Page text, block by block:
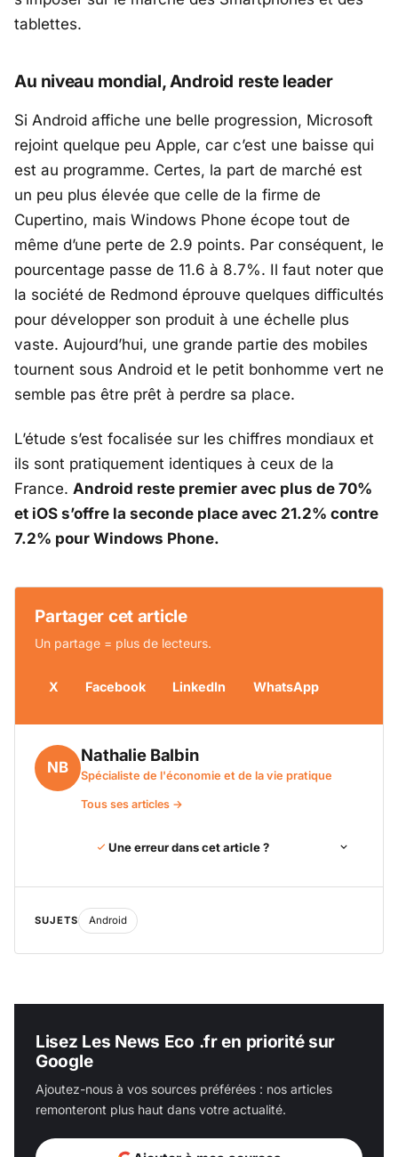
tablettes.
Au niveau mondial, Android reste leader
Si Android affiche une belle progression, Microsoft
rejoint quelque peu Apple, car c’est une baisse qui
est au programme. Certes, la part de marché est
un peu plus élevée que celle de la firme de
Cupertino, mais Windows Phone écope tout de
même d’une perte de 2.9 points. Par conséquent, le
pourcentage passe de 11.6 à 8.7%. Il faut noter que
la société de Redmond éprouve quelques difficultés
pour développer son produit à une échelle plus
vaste. Aujourd’hui, une grande partie des mobiles
tournent sous Android et le petit bonhomme vert ne
semble pas être prêt à perdre sa place.
L’étude s’est focalisée sur les chiffres mondiaux et
ils sont pratiquement identiques à ceux de la
France. Android reste premier avec plus de 70%
et iOS s’offre la seconde place avec 21.2% contre
7.2% pour Windows Phone.
Partager cet article
Un partage = plus de lecteurs.
X Facebook LinkedIn WhatsApp
NB
Nathalie Balbin
Spécialiste de l'économie et de la vie pratique
Tous ses articles →
Une erreur dans cet article ?
SUJETS Android
Lisez Les News Eco .fr en priorité sur
Google
Ajoutez-nous à vos sources préférées : nos articles
remonteront plus haut dans votre actualité.